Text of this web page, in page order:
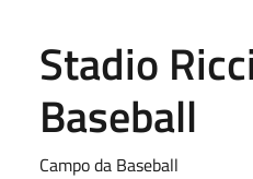
Stadio
Baseball
Campo da Baseball